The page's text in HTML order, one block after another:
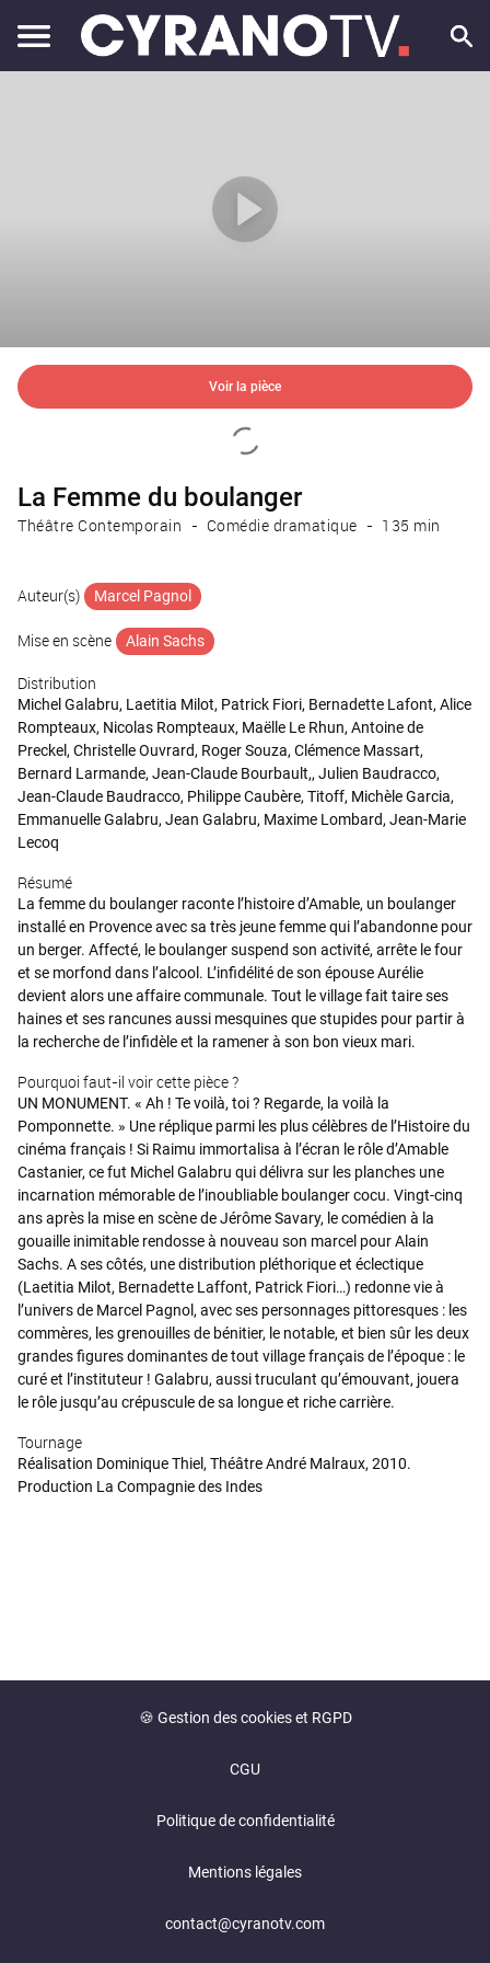
Voir la pièce
La Femme du boulanger
Théâtre Contemporain Comédie dramatique 135 min
Auteur(s) Marcel Pagnol
Mise en scène Alain Sachs
Distribution
Michel Galabru, Laetitia Milot, Patrick Fiori, Bernadette Lafont, Alice
Rompteaux, Nicolas Rompteaux, Maëlle Le Rhun, Antoine de
Preckel, Christelle Ouvrard, Roger Souza, Clémence Massart,
Bernard Larmande, Jean-Claude Bourbault,, Julien Baudracco,
Jean-Claude Baudracco, Philippe Caubère, Titoff, Michèle Garcia,
Emmanuelle Galabru, Jean Galabru, Maxime Lombard, Jean-Marie
Lecoq
Résumé
La femme du boulanger raconte l’histoire d’Amable, un boulanger
installé en Provence avec sa très jeune femme qui l’abandonne pour
un berger. Affecté, le boulanger suspend son activité, arrête le four
et se morfond dans l’alcool. L’infidélité de son épouse Aurélie
devient alors une affaire communale. Tout le village fait taire ses
haines et ses rancunes aussi mesquines que stupides pour partir à
la recherche de l’infidèle et la ramener à son bon vieux mari.
Pourquoi faut-il voir cette pièce ?
UN MONUMENT. « Ah ! Te voilà, toi ? Regarde, la voilà la
Pomponnette. » Une réplique parmi les plus célèbres de l’Histoire du
cinéma français ! Si Raimu immortalisa à l’écran le rôle d’Amable
Castanier, ce fut Michel Galabru qui délivra sur les planches une
incarnation mémorable de l’inoubliable boulanger cocu. Vingt-cinq
ans après la mise en scène de Jérôme Savary, le comédien à la
gouaille inimitable rendosse à nouveau son marcel pour Alain
Sachs. A ses côtés, une distribution pléthorique et éclectique
(Laetitia Milot, Bernadette Laffont, Patrick Fiori…) redonne vie à
l’univers de Marcel Pagnol, avec ses personnages pittoresques : les
commères, les grenouilles de bénitier, le notable, et bien sûr les deux
grandes figures dominantes de tout village français de l’époque : le
curé et l’instituteur ! Galabru, aussi truculant qu’émouvant, jouera
le rôle jusqu’au crépuscule de sa longue et riche carrière.
Tournage
Réalisation Dominique Thiel, Théâtre André Malraux, 2010.
Production La Compagnie des Indes
🍪 Gestion des cookies et RGPD
CGU
Politique de confidentialité
Mentions légales
contact@cyranotv.com